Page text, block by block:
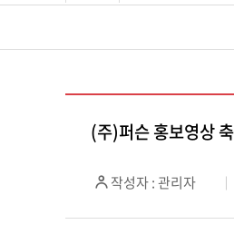
(주)퍼슨 홍보영상
작성자 : 관리자